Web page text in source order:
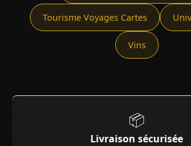
Tourisme Voyages Cartes
Vins
📦
Livraison sécurisée